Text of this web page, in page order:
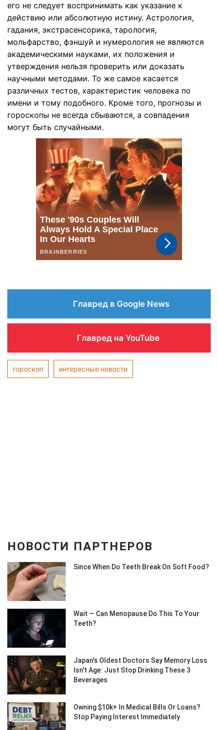
его не следует воспринимать как указание к
действию или абсолютную истину. Астрология,
гадания, экстрасенсорика, тарология,
мольфарство, фэншуй и нумерология не являются
академическими науками, их положения и
утверждения нельзя проверить или доказать
научными методами. То же самое касается
различных тестов, характеристик человека по
имени и тому подобного. Кроме того, прогнозы и
гороскопы не всегда сбываются, а совпадения
могут быть случайными.
Главред в Google News
Главред на YouTube
гороскоп интересные новости